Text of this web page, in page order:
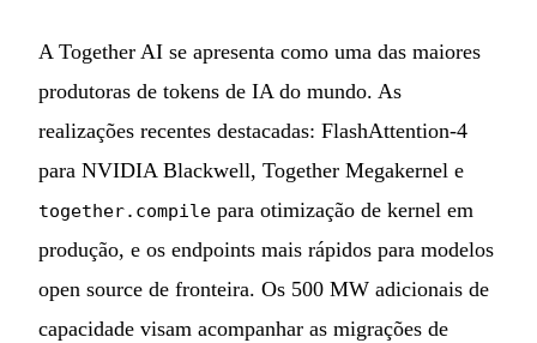
A Together AI se apresenta como uma das maiores
produtoras de tokens de IA do mundo. As
realizações recentes destacadas: FlashAttention-4
para NVIDIA Blackwell, Together Megakernel e
together.compile para otimização de kernel em
produção, e os endpoints mais rápidos para modelos
open source de fronteira. Os 500 MW adicionais de
capacidade visam acompanhar as migrações de